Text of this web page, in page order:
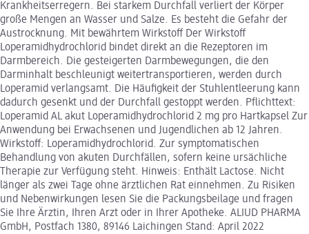
Krankheitserregern. Bei starkem Durchfall verliert der Körper
große Mengen an Wasser und Salze. Es besteht die Gefahr der
Austrocknung. Mit bewährtem Wirkstoff Der Wirkstoff
Loperamidhydrochlorid bindet direkt an die Rezeptoren im
Darmbereich. Die gesteigerten Darmbewegungen, die den
Darminhalt beschleunigt weitertransportieren, werden durch
Loperamid verlangsamt. Die Häufigkeit der Stuhlentleerung kann
dadurch gesenkt und der Durchfall gestoppt werden. Pflichttext:
Loperamid AL akut Loperamidhydrochlorid 2 mg pro Hartkapsel Zur
Anwendung bei Erwachsenen und Jugendlichen ab 12 Jahren.
Wirkstoff: Loperamidhydrochlorid. Zur symptomatischen
Behandlung von akuten Durchfällen, sofern keine ursächliche
Therapie zur Verfügung steht. Hinweis: Enthält Lactose. Nicht
länger als zwei Tage ohne ärztlichen Rat einnehmen. Zu Risiken
und Nebenwirkungen lesen Sie die Packungsbeilage und fragen
Sie Ihre Ärztin, Ihren Arzt oder in Ihrer Apotheke. ALIUD PHARMA
GmbH, Postfach 1380, 89146 Laichingen Stand: April 2022